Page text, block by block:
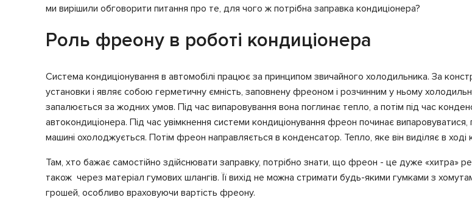
ми вирішили обговорити питання про те, для чого ж потрібна заправка кондиціонера?
Роль фреону в роботі кондиціонера
Система кондиціонування в автомобілі працює за принципом звичайного холодильника. За
установки і являє собою герметичну ємність, заповнену фреоном і розчинним у ньому
запалюється за жодних умов. Під час випаровування вона поглинає тепло, а потім під час
автокондиціонера. Під час увімкнення системи кондиціонування фреон починає
машині охолоджується. Потім фреон направляється в конденсатор. Тепло, яке він виділяє в ході
Там, хто бажає самостійно здійснювати заправку, потрібно знати, що фреон - це дуже «хитра»
також через матеріал гумових шлангів. Її вихід не можна стримати будь-якими гумками з
грошей, особливо враховуючи вартість фреону.